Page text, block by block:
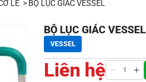
LÊ BỘ LỤC GIÁC VESSEL
BỘ LỤC GIÁC VESSEL
VESSEL
Liên hệ